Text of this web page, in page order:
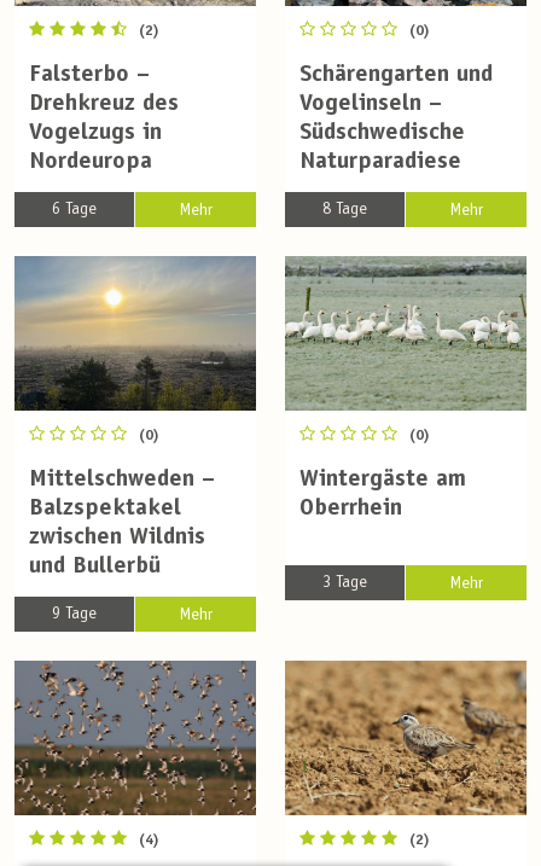
(2)
Falsterbo –
Drehkreuz des
Vogelzugs in
Nordeuropa
6 Tage Mehr
(0)
Schärengarten und
Vogelinseln –
Südschwedische
Naturparadiese
8 Tage Mehr
(0)
Mittelschweden –
Balzspektakel
zwischen Wildnis
und Bullerbü
9 Tage Mehr
(0)
Wintergäste am
Oberrhein
3 Tage Mehr
(4) (2)